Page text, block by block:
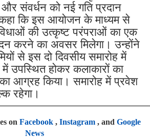
संवर्धन को नई गति प्रदान
कि इस आयोजन के माध्यम से
विधाओं की उत्कृष्ट परंपराओं का एक
करने का अवसर मिलेगा। उन्होंने
से इस दो दिवसीय समारोह में
उपस्थित होकर कलाकारों का
आग्रह किया। समारोह में प्रवेश
रहेगा।
on Facebook, Instagram, and Google
News